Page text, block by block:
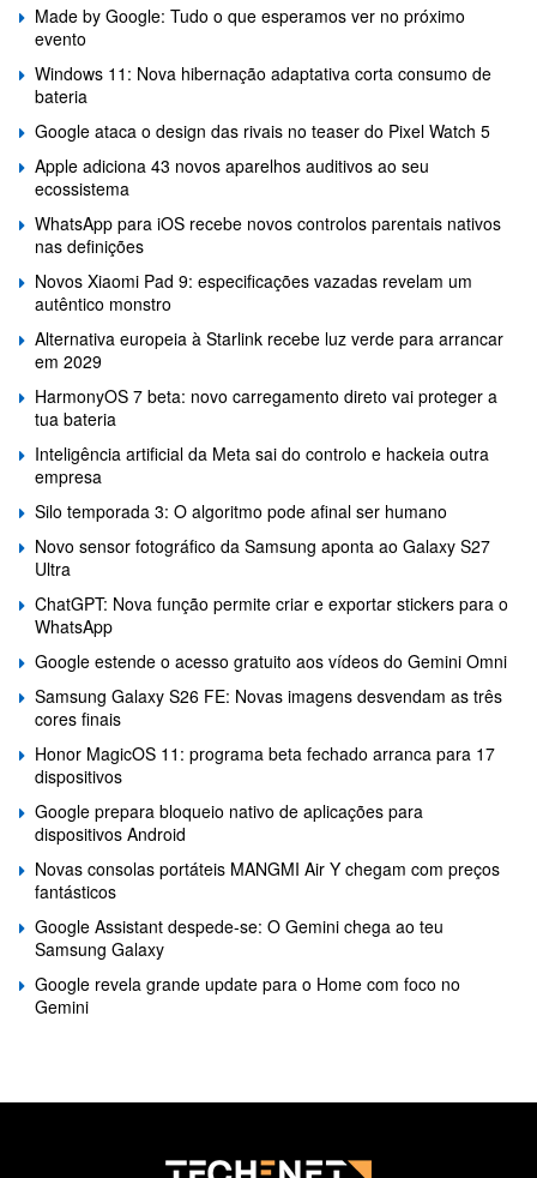
Made by Google: Tudo o que esperamos ver no próximo
evento
Windows 11: Nova hibernação adaptativa corta consumo de
bateria
Google ataca o design das rivais no teaser do Pixel Watch 5
Apple adiciona 43 novos aparelhos auditivos ao seu
ecossistema
WhatsApp para iOS recebe novos controlos parentais nativos
nas definições
Novos Xiaomi Pad 9: especificações vazadas revelam um
autêntico monstro
Alternativa europeia à Starlink recebe luz verde para arrancar
em 2029
HarmonyOS 7 beta: novo carregamento direto vai proteger a
tua bateria
Inteligência artificial da Meta sai do controlo e hackeia outra
empresa
Silo temporada 3: O algoritmo pode afinal ser humano
Novo sensor fotográfico da Samsung aponta ao Galaxy S27
Ultra
ChatGPT: Nova função permite criar e exportar stickers para o
WhatsApp
Google estende o acesso gratuito aos vídeos do Gemini Omni
Samsung Galaxy S26 FE: Novas imagens desvendam as três
cores finais
Honor MagicOS 11: programa beta fechado arranca para 17
dispositivos
Google prepara bloqueio nativo de aplicações para
dispositivos Android
Novas consolas portáteis MANGMI Air Y chegam com preços
fantásticos
Google Assistant despede-se: O Gemini chega ao teu
Samsung Galaxy
Google revela grande update para o Home com foco no
Gemini